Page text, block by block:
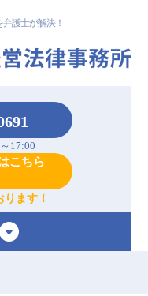
護士が解決！
17:00
こちら
ます！